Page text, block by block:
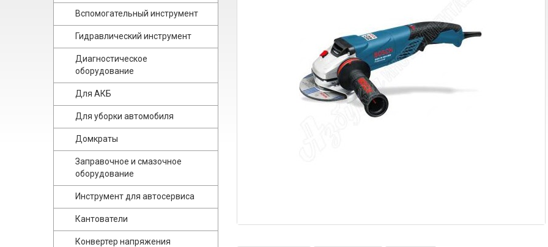
Вспомогательный инструмент
Гидравлический инструмент
Диагностическое
оборудование
Для АКБ
Для уборки автомобиля
Домкраты
Заправочное и смазочное
оборудование
Инструмент для автосервиса
Кантователи
Конвертер напряжения